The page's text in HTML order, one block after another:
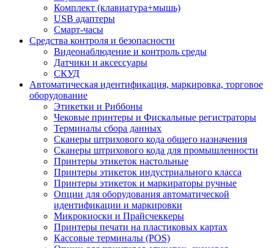
Комплект (клавиатура+мышь)
USB адаптеры
Смарт-часы
Средства контроля и безопасности
Видеонаблюдение и контроль среды
Датчики и аксессуары
СКУД
Автоматическая идентификация, маркировка, торговое
оборудование
Этикетки и Риббоны
Чековые принтеры и Фискальные регистраторы
Терминалы сбора данных
Сканеры штрихового кода общего назначения
Сканеры штрихового кода для промышленности
Принтеры этикеток настольные
Принтеры этикеток индустриального класса
Принтеры этикеток и маркираторы ручные
Опции для оборудования автоматической
идентификации и маркировки
Микрокиоски и Прайсчеккеры
Принтеры печати на пластиковых картах
Кассовые терминалы (POS)